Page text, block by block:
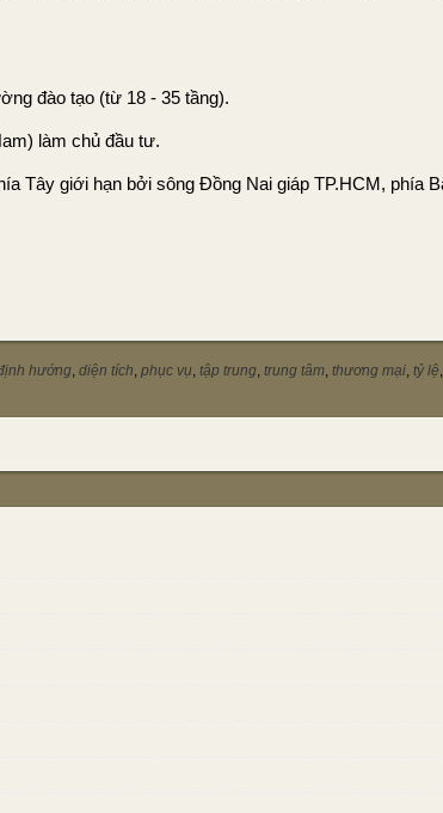
đào tạo (từ 18 - 35 tầng).
làm chủ đầu tư.
Tây giới hạn bởi sông Đồng Nai giáp TP.HCM, phía
hướng, diện tích, phục vụ, tập trung, trung tâm, thương mại, tỷ lệ,